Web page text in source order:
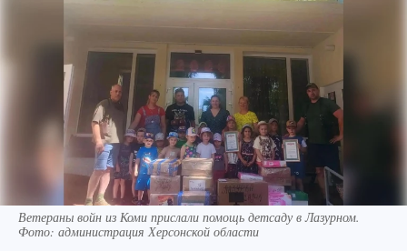
Ветераны войн из Коми прислали помощь детсаду в Лазурном.
Фото: администрация Херсонской области